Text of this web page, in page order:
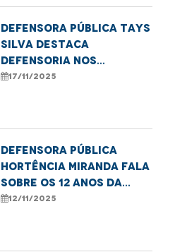
Defensora pública Tays
Silva destaca
Defensoria nos
Babaçuais durante a
17/11/2025
Defensora Pública
Hortência Miranda fala
sobre os 12 anos da
DPE/MA em Santa Inês
12/11/2025